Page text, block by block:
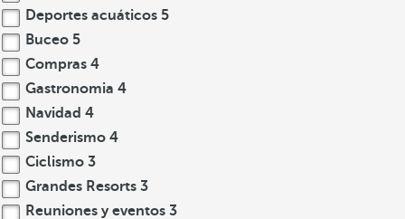
Deportes acuáticos 5
Buceo 5
Compras 4
Gastronomia 4
Navidad 4
Senderismo 4
Ciclismo 3
Grandes Resorts 3
Reuniones y eventos 3